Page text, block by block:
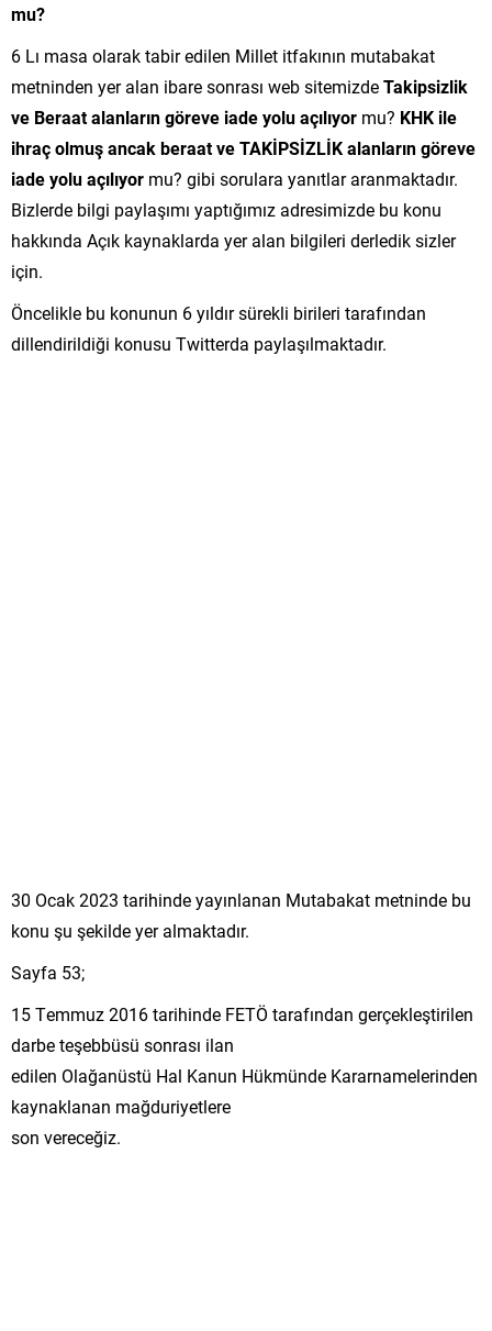
mu?
6 Lı masa olarak tabir edilen Millet itfakının mutabakat
metninden yer alan ibare sonrası web sitemizdeTakipsizlik
ve Beraat alanların göreve iade yolu açılıyor mu? KHK ile
ihraç olmuş ancak beraat ve TAKİPSİZLİK alanların göreve
iade yolu açılıyor mu? gibi sorulara yanıtlar aranmaktadır.
Bizlerde bilgi paylaşımı yaptığımız adresimizde bu konu
hakkında Açık kaynaklarda yer alan bilgileri derledik sizler
için.
Öncelikle bu konunun 6 yıldır sürekli birileri tarafından
dillendirildiği konusu Twitterda paylaşılmaktadır.
30 Ocak 2023 tarihinde yayınlanan Mutabakat metninde bu
konu şu şekilde yer almaktadır.
Sayfa 53;
15 Temmuz 2016 tarihinde FETÖ tarafından gerçekleştirilen
darbe teşebbüsü sonrası ilan
edilen Olağanüstü Hal Kanun Hükmünde Kararnamelerinden
kaynaklanan mağduriyetlere
son vereceğiz.